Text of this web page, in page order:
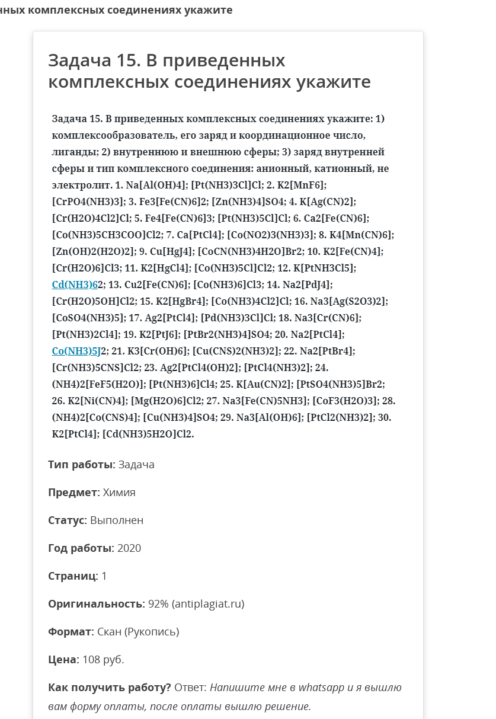
комплексных соединениях укажите
Задача 15. В приведенных
комплексных соединениях укажите
Тип работы: Задача
Предмет: Химия
Статус: Выполнен
Год работы: 2020
Страниц: 1
Оригинальность: 92% (antiplagiat.ru)
Формат: Скан (Рукопись)
Цена: 108 руб.
Как получить работу? Ответ: Напишите мне в whatsapp и я вышлю
вам форму оплаты, после оплаты вышлю решение.